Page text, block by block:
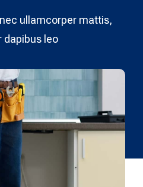
ullamcorper mattis,
dapibus leo.